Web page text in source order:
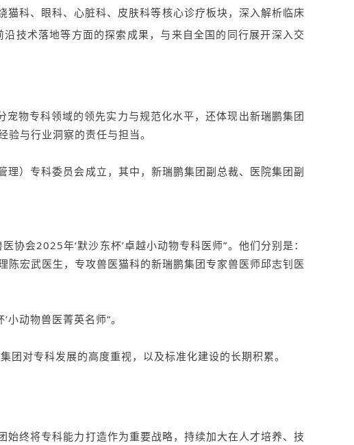
科、眼科、心脏科、皮肤科等核心诊疗板块，深入解析临床
技术落地等方面的探索成果，与来自全国的同行展开深入交
物专科领域的领先实力与规范化水平，还体现出新瑞鹏集团
与行业洞察的责任与担当。
）专科委员会成立，其中，新瑞鹏集团副总裁、医院集团副
会2025年‘默沙东杯’卓越小动物专科医师”。他们分别是：
宏武医生，专攻兽医猫科的新瑞鹏集团专家兽医师邱志钊医
动物兽医菁英名师”。
对专科发展的高度重视，以及标准化建设的长期积累。
终将专科能力打造作为重要战略，持续加大在人才培养、技